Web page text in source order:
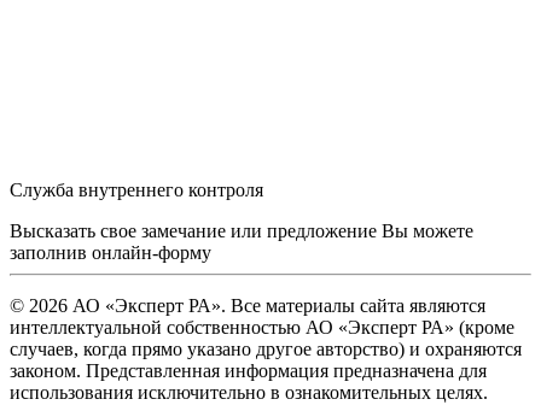
Служба внутреннего контроля
Высказать свое замечание или предложение Вы можете
заполнив онлайн-форму
© 2026 АО «Эксперт РА». Все материалы сайта являются
интеллектуальной собственностью АО «Эксперт РА» (кроме
случаев, когда прямо указано другое авторство) и охраняются
законом. Представленная информация предназначена для
использования исключительно в ознакомительных целях.